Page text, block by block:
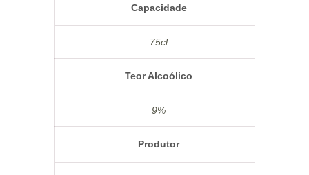
Capacidade
75cl
Teor Alcoólico
9%
Produtor